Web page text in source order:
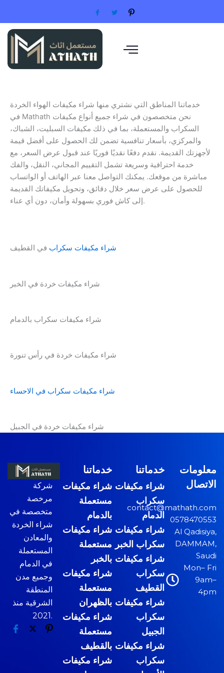
content
خدماتنا المناطق التي نشتري منها شراء مكيفات الهواء الخردة
في Mathath نحن متخصصون في شراء جميع أنواع مكيفات
السكراب والمستعملة، بما في ذلك مكيفات السبليت، الشباك،
والمركزي، بأسعار تنافسية تضمن لك الحصول على أفضل قيمة
لأجهزتك القديمة. نقدم دفعًا نقديًا فوريًا عند قبول عرض السعر، مع
خدمة احترافية وسريعة تشمل التقييم المجاني، النقل، والفك
مباشرة من موقعك. يمكنك التواصل معنا عبر الهاتف أو الواتساب
للحصول على عرض سعر خلال دقائق، وتحويل مكيفاتك القديمة
إلى كاش فوري بسهولة وأمان، دون أي عناء.
شراء مكيفات سكراب في القطيف
شراء مكيفات خردة في الخبر
شراء مكيفات سكراب بالدمام
شراء مكيفات خردة في رأس تنورة
شراء مكيفات سكراب في الاحساء
شراء مكيفات خردة في الجبيل
شركة
مرخصة
متخصصة في
شراء الخردة
والمعادن
المستعملة
في الدمام
وجميع مدن
المنطقة
الشرقية منذ
2021.
خدماتنا
شراء مكيفات
مستعملة
بالدمام
شراء مكيفات
مستعملة
بالخبر
شراء مكيفات
مستعملة
بالظهران
شراء مكيفات
مستعملة
بالقطيف
شراء مكيفات
خدماتنا
شراء مكيفات
سكراب
الدمام
شراء مكيفات
سكراب الخبر
شراء مكيفات
سكراب
القطيف
شراء مكيفات
سكراب
الجبيل
شراء مكيفات
سكراب
معلومات
الاتصال
contact@mathath.com
0578470553
Al Qadisiya,
DAMMAM,
Saudi
Mon– Fri
9am–
4pm